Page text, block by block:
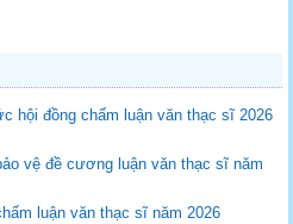
hội đồng chấm luận văn thạc sĩ 2026
vệ đề cương luận văn thạc sĩ năm
luận văn thạc sĩ năm 2026